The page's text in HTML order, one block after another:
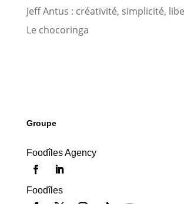
Jeff Antus : créativité, simplicité,
Le chocoringa
Groupe
Foodîles Agency
Foodîles